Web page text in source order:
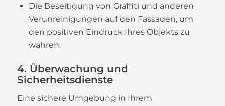
Die Beseitigung von Graffiti und anderen
Verunreinigungen auf den Fassaden, um
den positiven Eindruck Ihres Objekts zu
wahren.
4. Überwachung und
Sicherheitsdienste
Eine sichere Umgebung in Ihrem